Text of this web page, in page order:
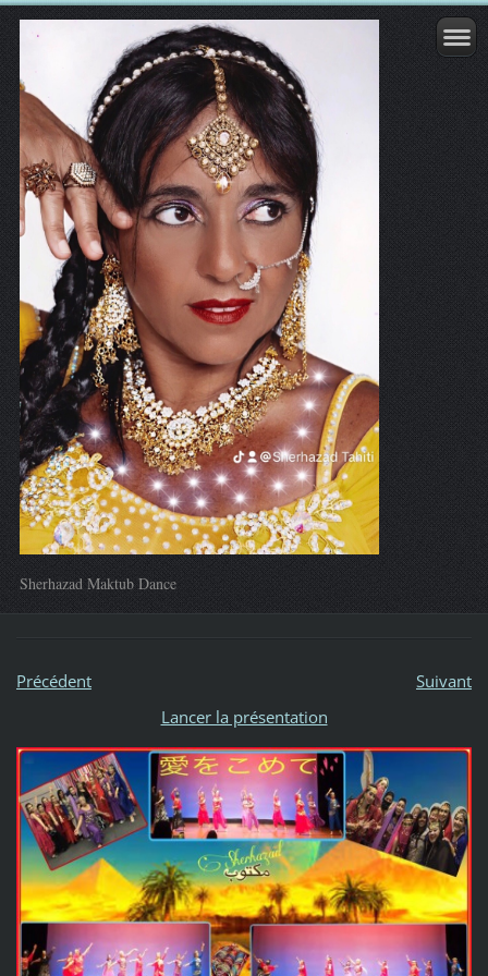
Sherhazad Maktub Dance
Précédent
Suivant
Lancer la présentation